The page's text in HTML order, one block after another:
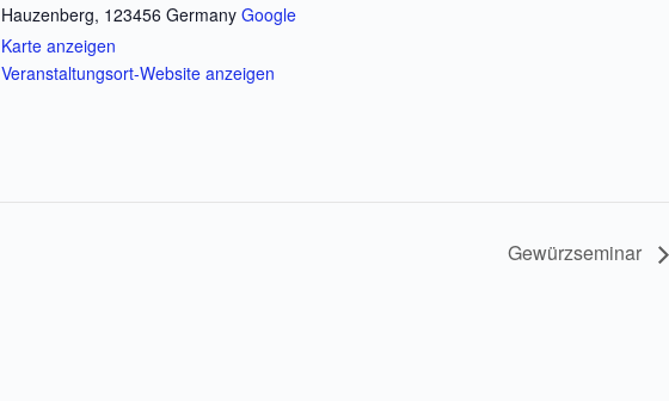
Hauzenberg, 123456 Germany Google
Karte anzeigen
Veranstaltungsort-Website anzeigen
Gewürzseminar